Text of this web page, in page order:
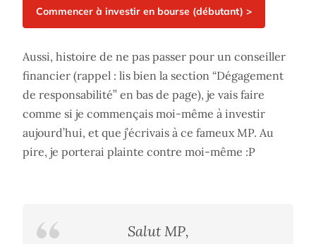
Aussi, histoire de ne pas passer pour un conseiller
financier (rappel : lis bien la section “Dégagement
de responsabilité” en bas de page), je vais faire
comme si je commençais moi-même à investir
aujourd’hui, et que j’écrivais à ce fameux MP. Au
pire, je porterai plainte contre moi-même :P
Salut MP,